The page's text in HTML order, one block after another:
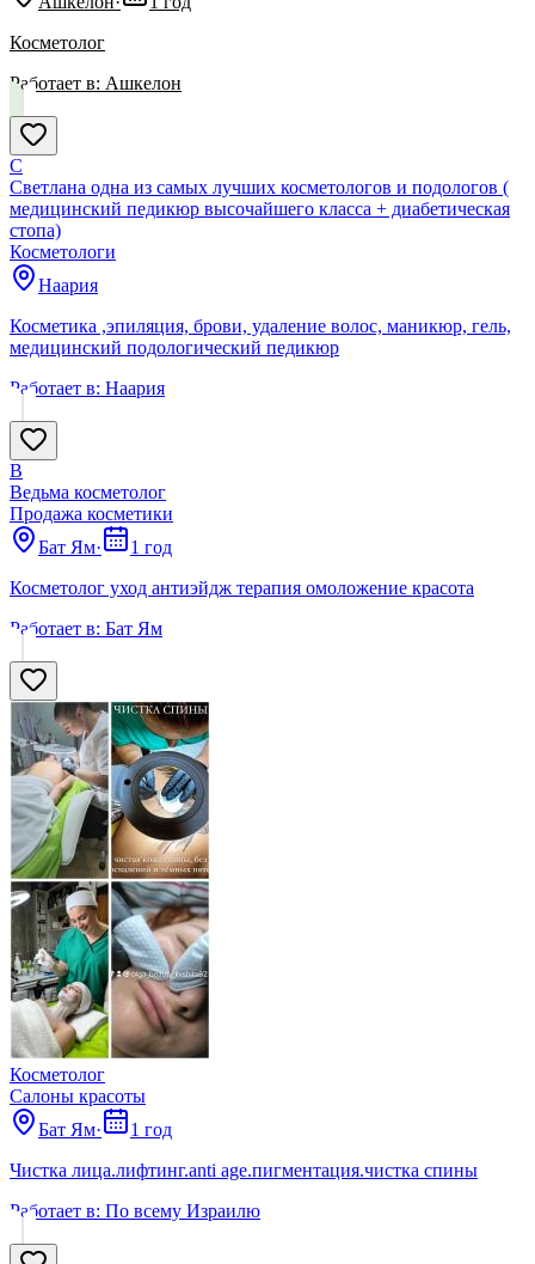
Косметолог
Работает в: Ашкелон
С
Светлана одна из самых лучших косметологов и подологов (
медицинский педикюр высочайшего класса + диабетическая
стопа)
Косметологи
Наария
Косметика ,эпиляция, брови, удаление волос, маникюр, гель,
медицинский подологический педикюр
Работает в: Наария
В
Ведьма косметолог
Продажа косметики
Бат Ям·
1 год
Косметолог уход антиэйдж терапия омоложение красота
Работает в: Бат Ям
Косметолог
Салоны красоты
Бат Ям·
1 год
Чистка лица.лифтинг.anti age.пигментация.чистка спины
Работает в: По всему Израилю